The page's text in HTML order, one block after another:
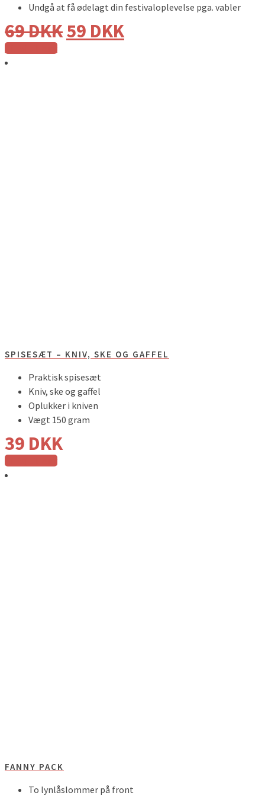
Undgå at få ødelagt din festivaloplevelse pga. vabler
69DKK59 DKK
Tilføj til kurv
SPISESÆT – KNIV, SKE OG GAFFEL
Praktisk spisesæt
Kniv, ske og gaffel
Oplukker i kniven
Vægt 150 gram
39 DKK
Tilføj til kurv
FANNY PACK
To lynlåslommer på front